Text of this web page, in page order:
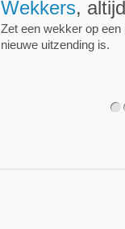
Wekkers,
Zet een wekker op
nieuwe uitzending is.